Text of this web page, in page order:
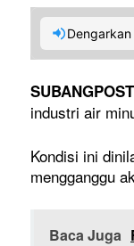
Dengarkan
industri air
Kondisi ini
mengganggu
Baca Juga